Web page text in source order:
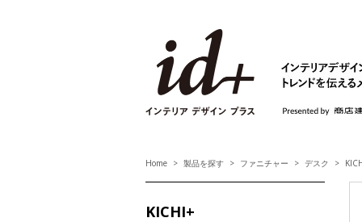
Home 製品を探す ファニチャー デスク
KICHI+